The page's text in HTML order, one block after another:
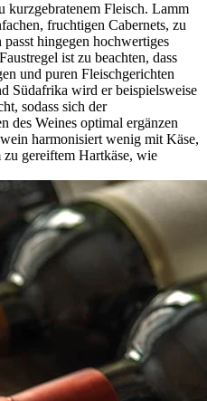
kurzgebratenem Fleisch. Lamm
fruchtigen Cabernets, zu
hingegen hochwertiges
ist zu beachten, dass
und puren Fleischgerichten
Südafrika wird er beispielsweise
sodass sich der
des Weines optimal ergänzen
harmonisiert wenig mit Käse,
gereiftem Hartkäse, wie